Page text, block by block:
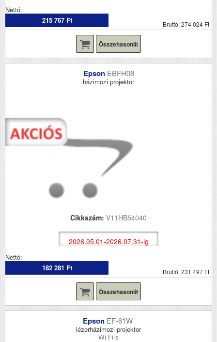
Nettó:
215 767 Ft
Bruttó: 274 024 Ft
Összehasonlít
Epson EBFH08
házimozi projektor
Cikkszám: V11HB54040
2026.05.01-2026.07.31-ig
Nettó:
182 281 Ft
Bruttó: 231 497 Ft
Összehasonlít
Epson EF-61W
lézerházimozi projektor
Wi-Fi-s